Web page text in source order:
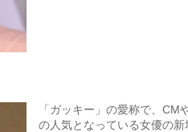
「ガッキー」の愛称で、CM
の人気となっている女優の